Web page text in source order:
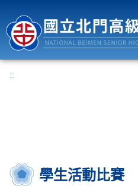
:::
學生活動比賽